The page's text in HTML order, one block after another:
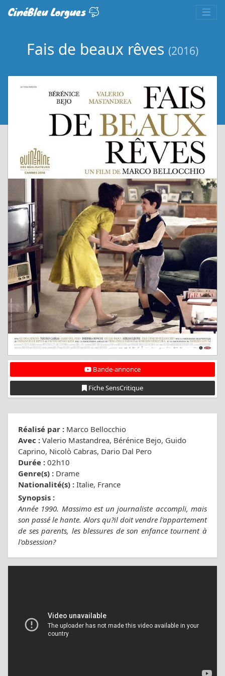
CinéBleu Lorgues
Fais de beaux rêves (2016)
Bande-annonce
Fiche SensCritique
Réalisé par : Marco Bellocchio
Avec : Valerio Mastandrea, Bérénice Bejo, Guido
Caprino, Nicolò Cabras, Dario Dal Pero
Durée : 02h10
Genre(s) : Drame
Nationalité(s) : Italie, France
Synopsis :
Année 1990. Massimo est un journaliste accompli, mais
son passé le hante. Alors qu?il doit vendre l'appartement
de ses parents, les blessures de son enfance tournent à
l'obsession?